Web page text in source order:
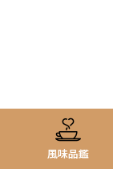
風味品鑑